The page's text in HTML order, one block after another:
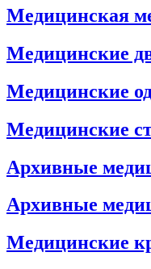
Медицинская
Медицинские
Медицинские
Медицинские
Архивные
Архивные
Медицинские